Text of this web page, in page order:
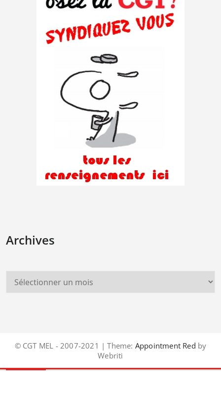
Archives
© CGT MEL - 2007-2021 | Theme: Appointment Red by
Webriti